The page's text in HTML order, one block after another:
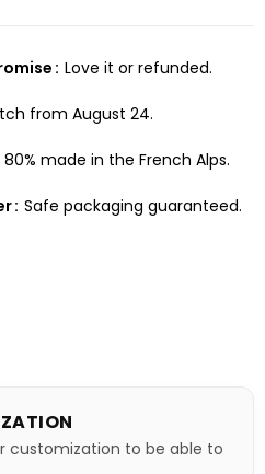
customization to be able to
Love it or refunded.
from August 24.
80% made in the French Alps.
Safe packaging guaranteed.